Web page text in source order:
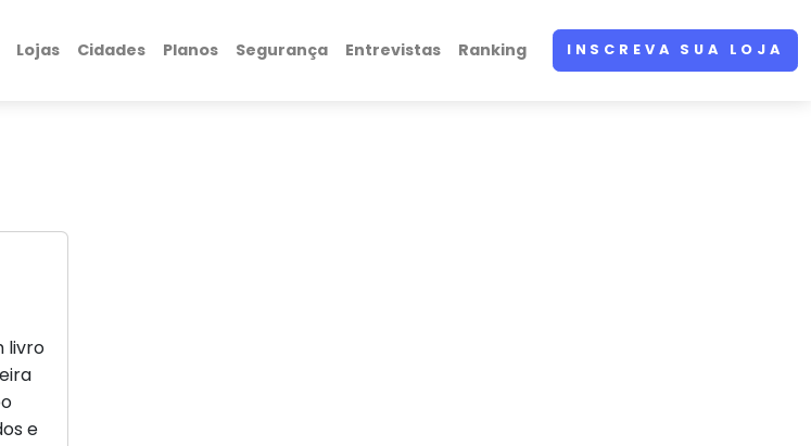
Lojas Cidades Planos Segurança Entrevistas Ranking INSCREVA SUA LOJA
livro
e